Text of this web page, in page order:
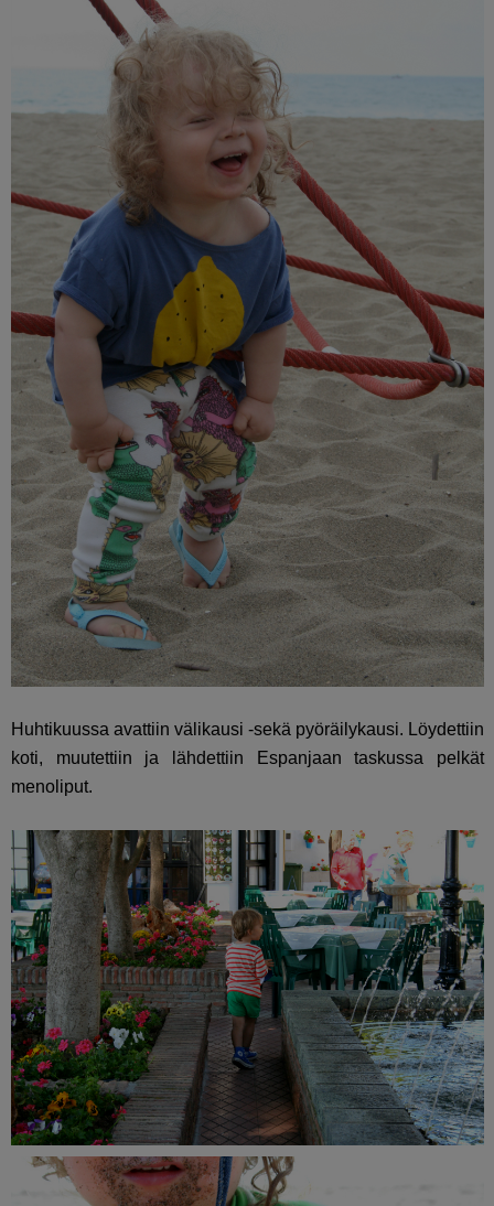
Huhtikuussa avattiin välikausi -sekä pyöräilykausi. Löydettiin
koti, muutettiin ja lähdettiin Espanjaan taskussa pelkät
menoliput.